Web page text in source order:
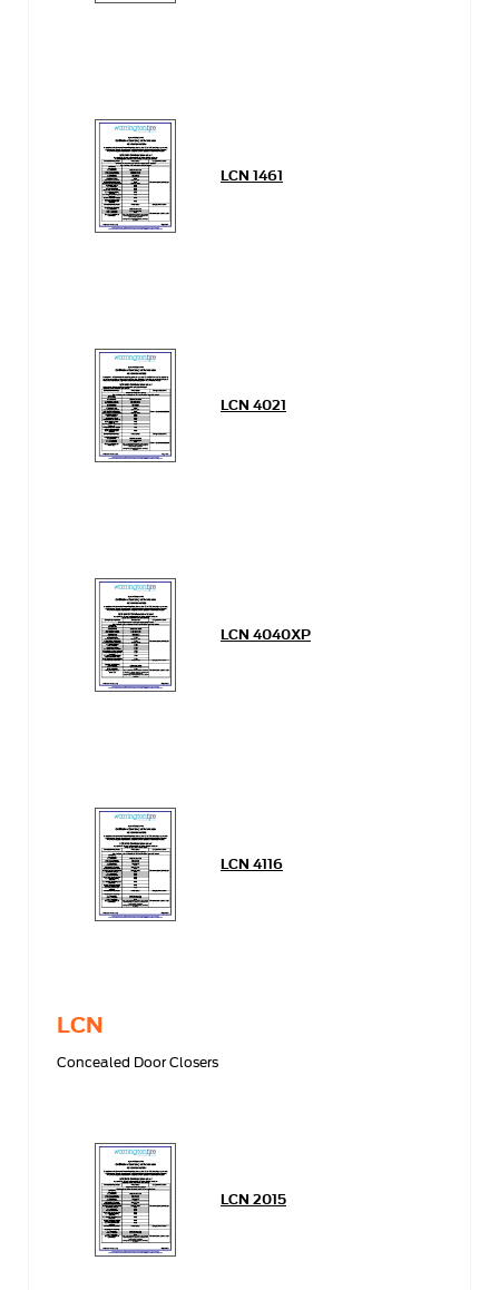
LCN 1461
LCN 4021
LCN 4040XP
LCN 4116
LCN
Concealed Door Closers
LCN 2015